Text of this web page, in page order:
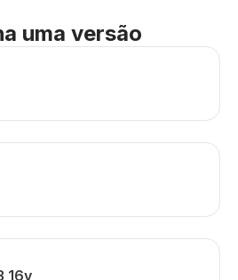
uma versão
16v